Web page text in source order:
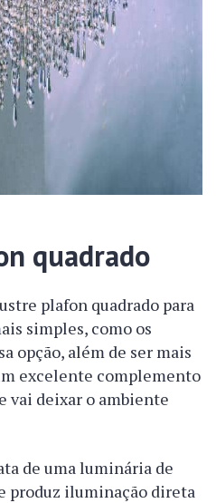
quadrado
plafon quadrado para
simples, como os
opção, além de ser mais
excelente complemento
vai deixar o ambiente
de uma luminária de
produz iluminação direta